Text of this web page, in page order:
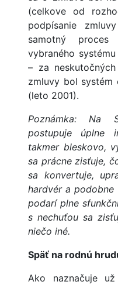
(celkove od
podpísanie
samotný
vybraného
– za
zmluvy bol systém
(leto 2001).
Poznámka: Na
postupuje úplne
takmer bleskovo,
sa prácne zisťuje,
sa konvertuje,
hardvér a
podarí plne
s nechuťou sa
niečo iné.
Späť na rodnú
Ako naznačuje